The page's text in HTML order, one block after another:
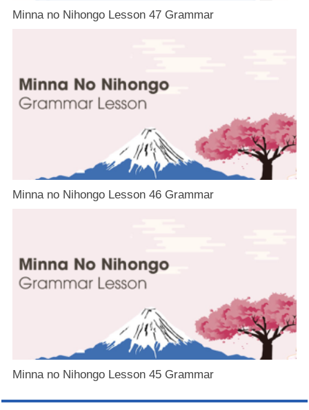
Minna no Nihongo Lesson 47 Grammar
Minna no Nihongo Lesson 46 Grammar
Minna no Nihongo Lesson 45 Grammar